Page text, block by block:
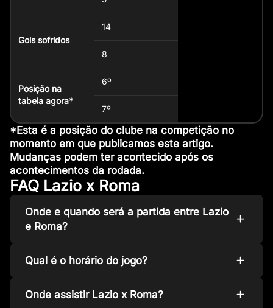
Gols sofridos
14
8
Posição na
tabela agora*
6º
7º
*Esta é a posição do clube na competição no
momento em que publicamos este artigo.
Mudanças podem ter acontecido após os
acontecimentos da rodada.
FAQ Lazio x Roma
Onde e quando será a partida entre Lazio
e Roma?
Qual é o horário do jogo?
Onde assistir Lazio x Roma?